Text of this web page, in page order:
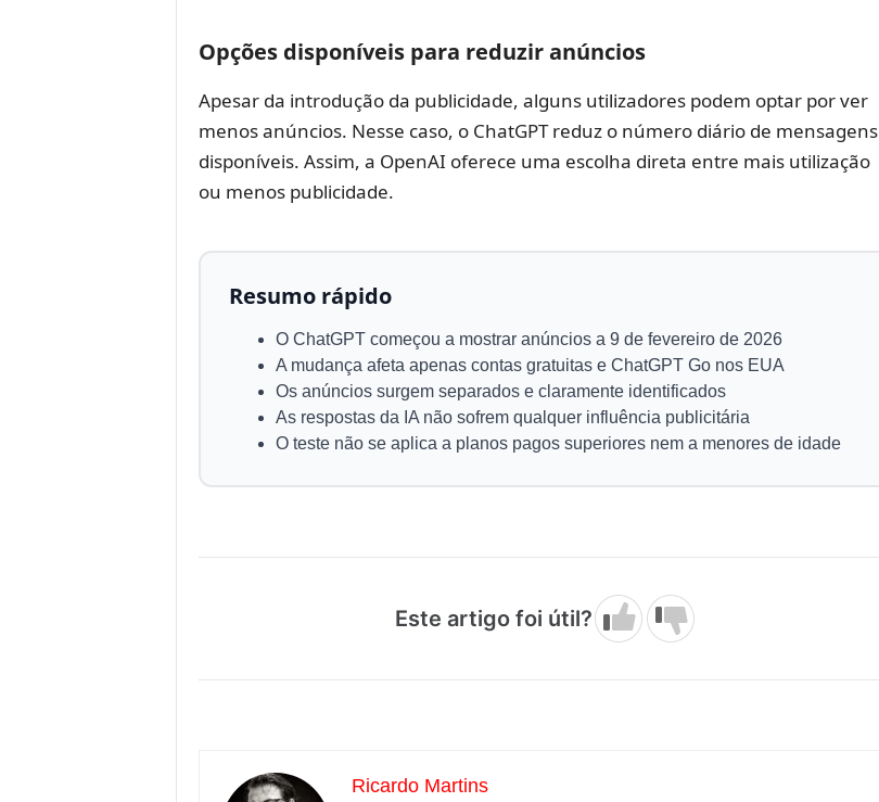
Opções disponíveis para reduzir anúncios
Apesar da introdução da publicidade, alguns utilizadores podem optar por ver
menos anúncios. Nesse caso, o ChatGPT reduz o número diário de mensagens
disponíveis. Assim, a OpenAI oferece uma escolha direta entre mais utilização
ou menos publicidade.
Resumo rápido
O ChatGPT começou a mostrar anúncios a 9 de fevereiro de 2026
A mudança afeta apenas contas gratuitas e ChatGPT Go nos EUA
Os anúncios surgem separados e claramente identificados
As respostas da IA não sofrem qualquer influência publicitária
O teste não se aplica a planos pagos superiores nem a menores de idade
Este artigo foi útil?
Ricardo Martins